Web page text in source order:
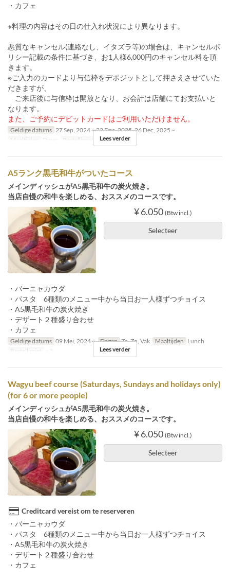
・カフェ
※料理の内容はその日の仕入れ状況により異なります。
悪質なキャンセル(連絡なし、イタズラ等)の場合は、キャンセルポ
リシー記載の条件に基づき、お1人様6,000円のキャンセル料を頂
きます。
※ご入力のカードより与信枠をデポジットとして押さえさせていた
だきますが、
ご来店後に与信枠は開放となり、お会計は店舗にてお支払いと
なります。
また、ご予約にデビットカードはご利用いただけません。
Geldige datums 27 Sep, 2024 ~ 22 Dec, 2025, 26 Dec, 2025 ~
Maaltijden
Diner Bestellimiet 6 ~
Lees verder
A5ランク黒毛和牛がついたコース
メインディッシュがA5黒毛和牛の炭火焼き。
当店自慢の和牛を楽しめる、おススメのコースです。
¥ 6.050 (Btw incl.)
Selecteer
・バーニャカウダ
・パスタ 6種類のメニュー中から当日お一人様ずつチョイス
・A5黒毛和牛の炭火焼き
・デザート２種盛り合わせ
・カフェ
Geldige datums 09 Mei, 2024 ~ Dagen Za, Zo, Vak Maaltijden Lunch
Bestellimiet
~ 5 Lees verder
Wagyu beef course (Saturdays, Sundays and holidays only)
(for 6 or more people)
メインディッシュがA5黒毛和牛の炭火焼き。
当店自慢の和牛を楽しめる、おススメのコースです。
¥ 6.050 (Btw incl.)
Selecteer
Creditcard vereist om te reserveren
・バーニャカウダ
・パスタ 6種類のメニュー中から当日お一人様ずつチョイス
・A5黒毛和牛の炭火焼き
・デザート２種盛り合わせ
・カフェ